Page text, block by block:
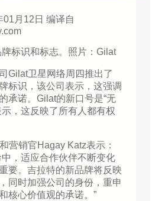
月12日 编译自
标识和标志。照片：Gilat
Gilat卫星网络周四推出了
标识，该公司表示，这强调
承诺。Gilat的新口号是“无
，这反映了所有人都有权
营销官Hagay Katz表示：
，适应合作伙伴不断变化
要。吉拉特的新品牌将反映
同时加强公司的身份，重申
核心价值观的承诺。”